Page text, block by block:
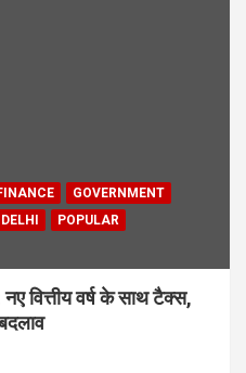
GOVERNMENT
POPULAR
वित्तीय वर्ष के साथ टैक्स,